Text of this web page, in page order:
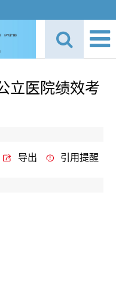
立医院绩效考
导出 引用提醒